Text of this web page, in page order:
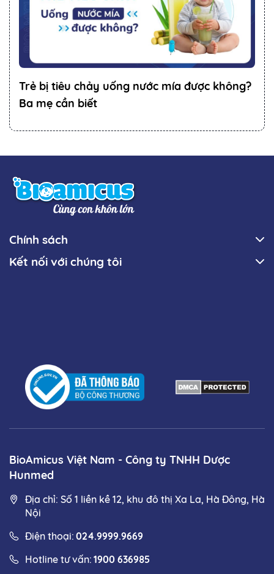
Trẻ bị tiêu chảy uống nước mía được không?
Ba mẹ cần biết
BioAmicus Việt Nam - Công ty TNHH Dược
Hunmed
Địa chỉ: Số 1 liền kề 12, khu đô thị Xa La, Hà Đông, Hà
Nội
Điện thoại: 024.9999.9669
Hotline tư vấn: 1900 636985
Chính sách
Kết nối với chúng tôi